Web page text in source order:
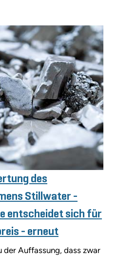
des
Stillwater -
entscheidet sich für
- erneut
der Auffassung, dass zwar